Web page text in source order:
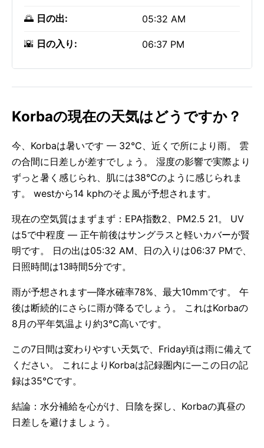
🌅 日の出: 05:32 AM
🌇 日の入り: 06:37 PM
Korbaの現在の天気はどうですか？
今、Korbaは暑いです — 32°C、近くで所により雨。 雲
の合間に日差しが差すでしょう。 湿度の影響で実際より
ずっと暑く感じられ、肌には38°Cのように感じられま
す。 westから14 kphのそよ風が予想されます。
現在の空気質はまずまず：EPA指数2、PM2.5 21。 UV
は5で中程度 — 正午前後はサングラスと軽いカバーが賢
明です。 日の出は05:32 AM、日の入りは06:37 PMで、
日照時間は13時間5分です。
雨が予想されます—降水確率78%、最大10mmです。 午
後は断続的にさらに雨が降るでしょう。 これはKorbaの
8月の平年気温より約3°C高いです。
この7日間は変わりやすい天気で、Friday頃は雨に備えて
ください。 これによりKorbaは記録圏内に—この日の記
録は35°Cです。
結論：水分補給を心がけ、日陰を探し、Korbaの真昼の
日差しを避けましょう。